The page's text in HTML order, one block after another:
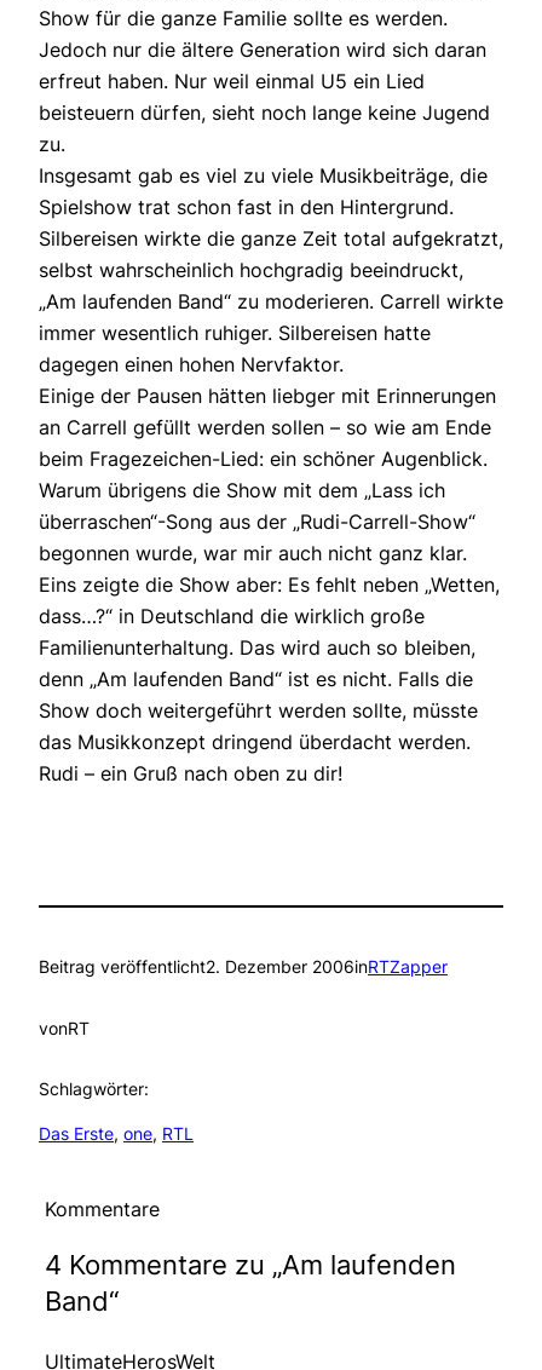
Show für die ganze Familie sollte es werden.
Jedoch nur die ältere Generation wird sich daran
erfreut haben. Nur weil einmal U5 ein Lied
beisteuern dürfen, sieht noch lange keine Jugend
zu.
Insgesamt gab es viel zu viele Musikbeiträge, die
Spielshow trat schon fast in den Hintergrund.
Silbereisen wirkte die ganze Zeit total aufgekratzt,
selbst wahrscheinlich hochgradig beeindruckt,
„Am laufenden Band“ zu moderieren. Carrell wirkte
immer wesentlich ruhiger. Silbereisen hatte
dagegen einen hohen Nervfaktor.
Einige der Pausen hätten liebger mit Erinnerungen
an Carrell gefüllt werden sollen – so wie am Ende
beim Fragezeichen-Lied: ein schöner Augenblick.
Warum übrigens die Show mit dem „Lass ich
überraschen“-Song aus der „Rudi-Carrell-Show“
begonnen wurde, war mir auch nicht ganz klar.
Eins zeigte die Show aber: Es fehlt neben „Wetten,
dass…?“ in Deutschland die wirklich große
Familienunterhaltung. Das wird auch so bleiben,
denn „Am laufenden Band“ ist es nicht. Falls die
Show doch weitergeführt werden sollte, müsste
das Musikkonzept dringend überdacht werden.
Rudi – ein Gruß nach oben zu dir!
Beitrag veröffentlicht2. Dezember 2006inRTZapper
vonRT
Schlagwörter:
Das Erste, one, RTL
Kommentare
4 Kommentare zu „Am laufenden
Band“
UltimateHerosWelt